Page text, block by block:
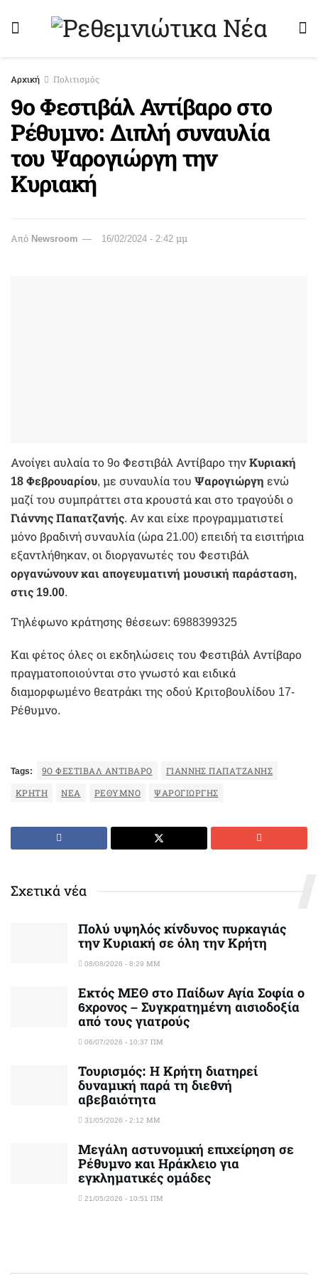
Αρχική Πολιτισμός
9ο Φεστιβάλ Αντίβαρο στο
Ρέθυμνο: Διπλή συναυλία
του Ψαρογιώργη την
Κυριακή
Από Newsroom 16/02/2024 - 2:42 μμ
Ανοίγει αυλαία το 9ο Φεστιβάλ Αντίβαρο την Κυριακή
18 Φεβρουαρίου, με συναυλία του Ψαρογιώργη ενώ
μαζί του συμπράττει στα κρουστά και στο τραγούδι ο
Γιάννης Παπατζανής. Αν και είχε προγραμματιστεί
μόνο βραδινή συναυλία (ώρα 21.00) επειδή τα εισιτήρια
εξαντλήθηκαν, οι διοργανωτές του Φεστιβάλ
οργανώνουν και απογευματινή μουσική παράσταση,
στις 19.00.
Τηλέφωνο κράτησης θέσεων: 6988399325
Και φέτος όλες οι εκδηλώσεις του Φεστιβάλ Αντίβαρο
πραγματοποιούνται στο γνωστό και ειδικά
διαμορφωμένο θεατράκι της οδού Κριτοβουλίδου 17-
Ρέθυμνο.
Tags: 9Ο ΦΕΣΤΙΒΆΛ ΑΝΤΊΒΑΡΟ ΓΙΆΝΝΗΣ ΠΑΠΑΤΖΑΝΉΣ
ΚΡΉΤΗ ΝΈΑ ΡΕΘΥΜΝΟ ΨΑΡΟΓΙΏΡΓΗΣ
Σχετικά νέα
Πολύ υψηλός κίνδυνος πυρκαγιάς
την Κυριακή σε όλη την Κρήτη
08/08/2026 - 8:29 ΜΜ
Εκτός ΜΕΘ στο Παίδων Αγία Σοφία ο
6χρονος – Συγκρατημένη αισιοδοξία
από τους γιατρούς
06/07/2026 - 10:37 ΠΜ
Τουρισμός: Η Κρήτη διατηρεί
δυναμική παρά τη διεθνή
αβεβαιότητα
31/05/2026 - 2:12 ΜΜ
Μεγάλη αστυνομική επιχείρηση σε
Ρέθυμνο και Ηράκλειο για
εγκληματικές ομάδες
21/05/2026 - 10:51 ΠΜ